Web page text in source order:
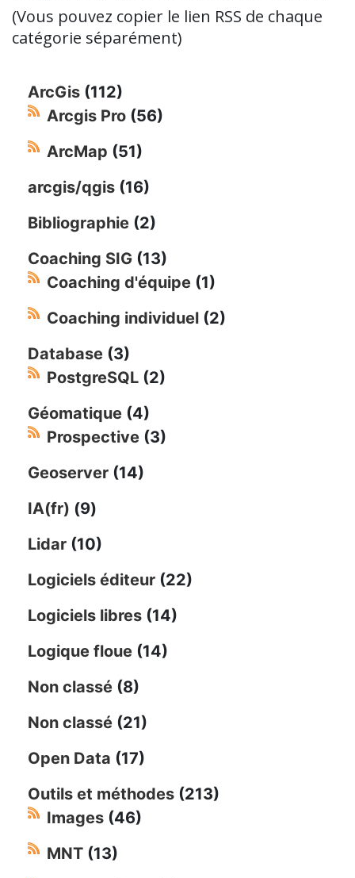
(Vous pouvez copier le lien RSS de chaque
catégorie séparément)
ArcGis (112)
Arcgis Pro (56)
ArcMap (51)
arcgis/qgis (16)
Bibliographie (2)
Coaching SIG (13)
Coaching d'équipe (1)
Coaching individuel (2)
Database (3)
PostgreSQL (2)
Géomatique (4)
Prospective (3)
Geoserver (14)
IA(fr) (9)
Lidar (10)
Logiciels éditeur (22)
Logiciels libres (14)
Logique floue (14)
Non classé (8)
Non classé (21)
Open Data (17)
Outils et méthodes (213)
Images (46)
MNT (13)